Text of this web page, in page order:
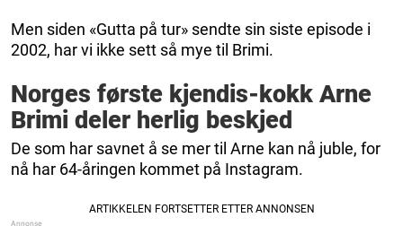
Men siden «Gutta på tur» sendte sin siste episode i
2002, har vi ikke sett så mye til Brimi.
Norges første kjendis-kokk Arne
Brimi deler herlig beskjed
De som har savnet å se mer til Arne kan nå juble, for
nå har 64-åringen kommet på Instagram.